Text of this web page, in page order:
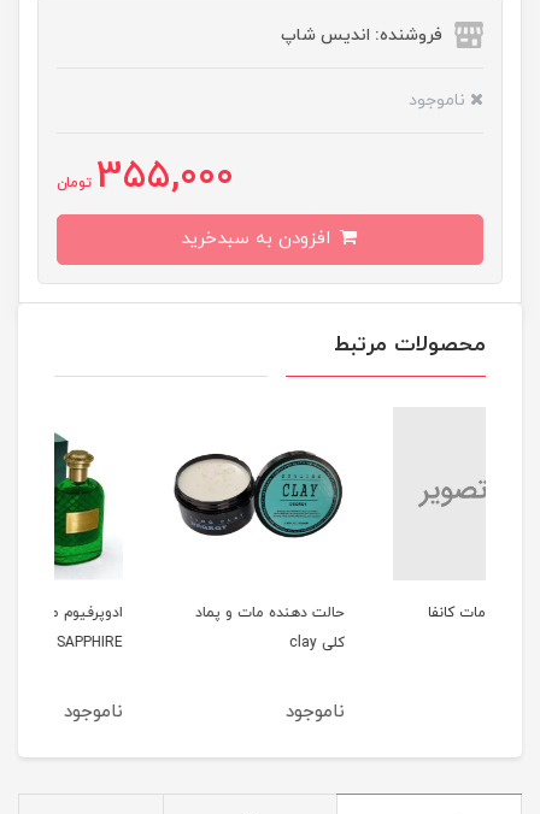
فروشنده: اندیس شاپ
ناموجود
355,000 تومان
محصولات مرتبط
حالت دهنده مات و پماد
ادوپرفیوم مردانه 100میل
GREEN SAPPHIRE